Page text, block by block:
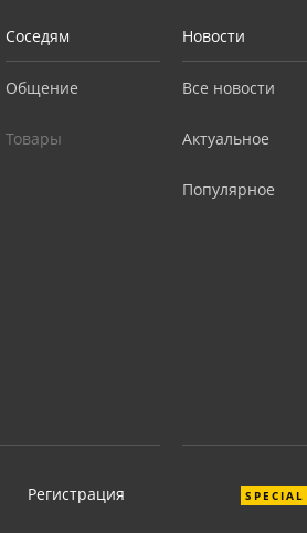
Соседям
Общение
Товары
Новости
Все новости
Актуальное
Популярное
Регистрация SPECIAL